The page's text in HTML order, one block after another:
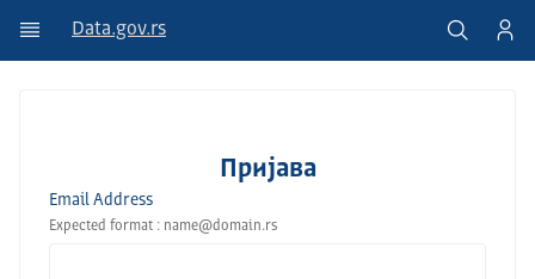
Data.gov.rs
Пријава
Email Address
Expected format : name@domain.rs